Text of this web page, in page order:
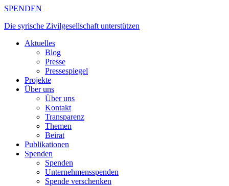
Zum
springen
SPENDEN
Die syrische Zivilgesellschaft unterstützen
Aktuelles
Blog
Presse
Pressespiegel
Projekte
Über uns
Über uns
Kontakt
Transparenz
Themen
Beirat
Publikationen
Spenden
Spenden
Unternehmensspenden
Spende verschenken